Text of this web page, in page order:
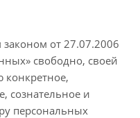
от 27.07.2006
свободно, своей
конкретное,
сознательное и
персональных